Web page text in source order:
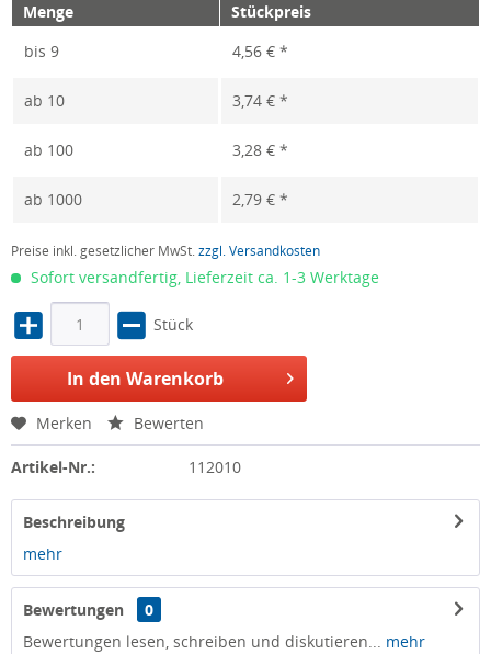
Menge
Stückpreis
bis 9 4,56 € *
ab 10 3,74 € *
ab 100 3,28 € *
ab 1000 2,79 € *
Preise inkl. gesetzlicher MwSt.zzgl. Versandkosten
Sofort versandfertig, Lieferzeit ca. 1-3 Werktage
Stück
In den Warenkorb
Merken Bewerten
Artikel-Nr.: 112010
Beschreibung
mehr
Bewertungen
0
Bewertungen lesen, schreiben und diskutieren...
mehr